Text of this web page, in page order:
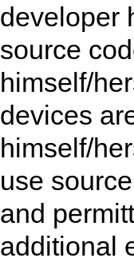
developer
source
himself/
devices
himself/
use
and
additional